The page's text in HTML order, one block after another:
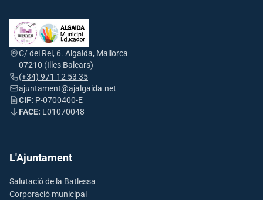
C/ del Rei, 6. Algaida, Mallorca
07210 (Illes Balears)
(+34) 971 12 53 35
ajuntament@ajalgaida.net
CIF: P-0700400-E
FACE: L01070048
L'Ajuntament
Salutació de la Batlessa
Corporació municipal